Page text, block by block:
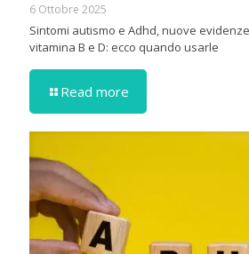
6 Ottobre 2025
Sintomi autismo e Adhd, nuove
vitamina B e D: ecco quando usarle
Read more